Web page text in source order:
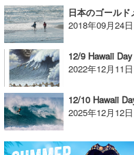
2018年09月24日
12/9 Hawaii
2022年12月11日
12/10 Hawaii
2025年12月12日
waka☆=
YUKI☆
たっちー
ハンマー
まっきー
三輪予報士